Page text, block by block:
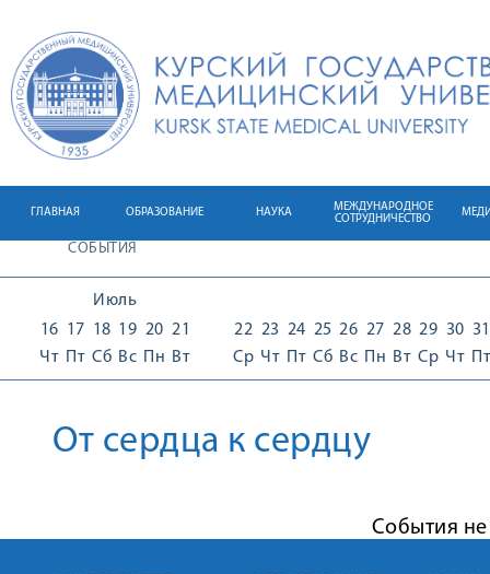
ГЛАВНАЯ ОБРАЗОВАНИЕ НАУКА
МЕЖДУНАРОДНОЕ
СОТРУДНИЧЕСТВО
СОБЫТИЯ
Июль
16
Чт
17
Пт
18
Сб
19
Вс
20
Пн
21
Вт
22
Ср
23
Чт
24
Пт
25
Сб
26
Вс
27
Пн
28
Вт
29
Ср
30
Чт
31
Пт
От сердца к сердцу
События